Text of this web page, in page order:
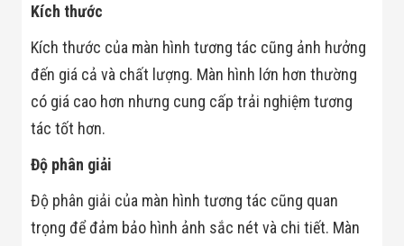
Kích thước
Kích thước của màn hình tương tác cũng ảnh hưởng
đến giá cả và chất lượng. Màn hình lớn hơn thường
có giá cao hơn nhưng cung cấp trải nghiệm tương
tác tốt hơn.
Độ phân giải
Độ phân giải của màn hình tương tác cũng quan
trọng để đảm bảo hình ảnh sắc nét và chi tiết. Màn